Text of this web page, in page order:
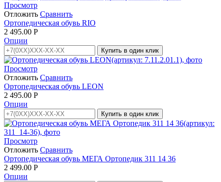
Просмотр
Отложить Сравнить
Ортопедическая обувь RIO
2 495.00 Р
Опции
Купить в один клик
Просмотр
Отложить Сравнить
Ортопедическая обувь LEON
2 495.00 Р
Опции
Купить в один клик
Просмотр
Отложить Сравнить
Ортопедическая обувь МЕГА Ортопедик 311 14 36
2 499.00 Р
Опции